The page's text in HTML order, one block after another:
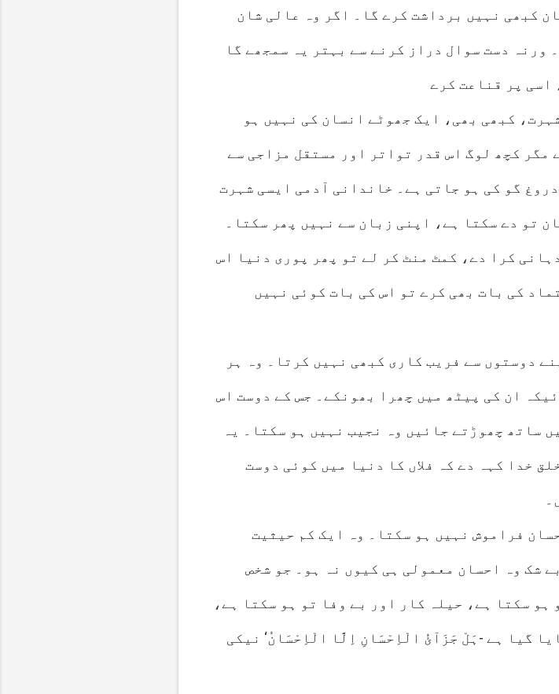
کبھی نہیں برداشت کرے گا۔ اگر وہ عالی شان
ورنہ دست سوال دراز کرنے سے بہتر یہ سمجھے گا
کبھی بھی، ایک جھوٹے انسان کی نہیں ہو
کچھ لوگ اس قدر تواتر اور مستقل مزاجی سے
گو کی ہو جاتی ہے۔ خاندانی آدمی ایسی شہرت
تو دے سکتا ہے، اپنی زبان سے نہیں پھر سکتا۔
کرا دے، کمٹ منٹ کر لے تو پھر پوری دنیا اس
کی بات بھی کرے تو اس کی بات کوئی نہیں
دوستوں سے فریب کاری کبھی نہیں کرتا۔ وہ ہر
ان کی پیٹھ میں چھرا بھونکے۔ جس کے دوست اس
ساتھ چھوڑتے جائیں وہ نجیب نہیں ہو سکتا۔ یہ
خدا کہہ دے کہ فلاں کا دنیا میں کوئی دوست
فراموش نہیں ہو سکتا۔ وہ ایک کم حیثیت
شک وہ احسان معمولی ہی کیوں نہ ہو۔ جو شخص
سکتا ہے، حیلہ کار اور بے وفا تو ہو سکتا ہے،
گیا ہے -ہَلْ جَزَآئُ الْاِحْسَانِ اِلَّا الْاِحْسَانُ‘ نیکی